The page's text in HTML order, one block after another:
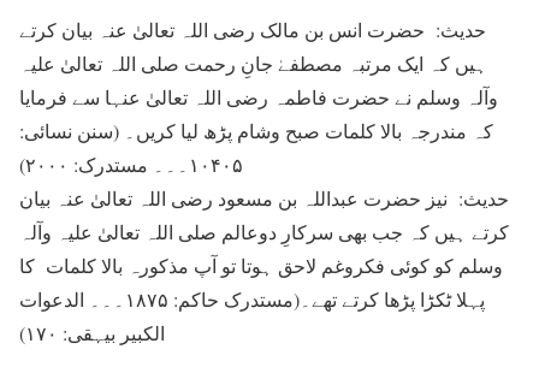
حدیث: حضرت انس بن مالک رضی اللہ تعالیٰ عنہ بیان کرتے
ہیں کہ ایک مرتبہ مصطفےٰ جانِ رحمت صلی اللہ تعالیٰ علیہ
وآلہ وسلم نے حضرت فاطمہ رضی اللہ تعالیٰ عنہا سے فرمایا
کہ مندرجہ بالا کلمات صبح وشام پڑھ لیا کریں۔ (سنن نسائی:
۱۰۴۰۵۔۔۔ مستدرک: ۲۰۰۰)
حدیث: نیز حضرت عبداللہ بن مسعود رضی اللہ تعالیٰ عنہ بیان
کرتے ہیں کہ جب بھی سرکارِ دوعالم صلی اللہ تعالیٰ علیہ وآلہ
وسلم کو کوئی فکروغم لاحق ہوتا تو آپ مذکورہ بالا کلمات کا
پہلا ٹکڑا پڑھا کرتے تھے۔(مستدرک حاکم: ۱۸۷۵۔۔۔ الدعوات
الکبیر بیہقی: ۱۷۰)